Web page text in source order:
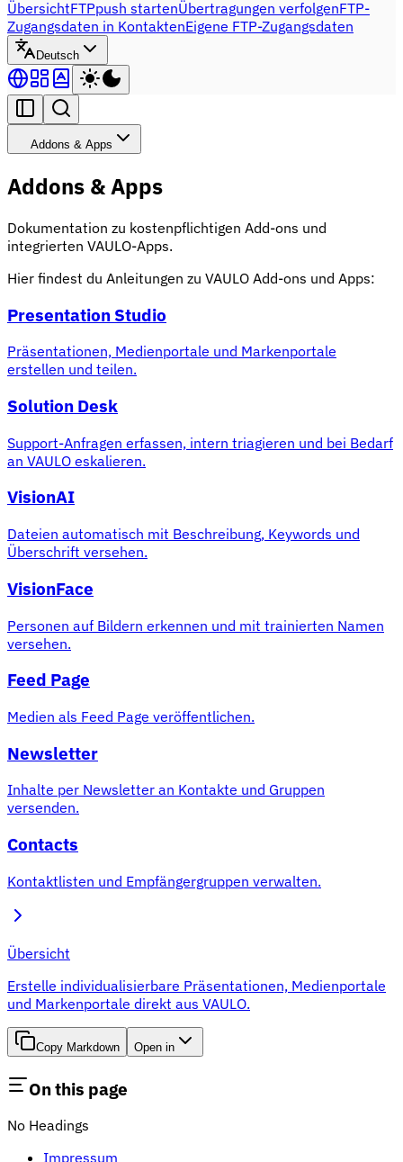
ÜbersichtFTPpush startenÜbertragungen verfolgenFTP-
Zugangsdaten in KontaktenEigene FTP-Zugangsdaten
Deutsch
Addons & Apps
Addons & Apps
Dokumentation zu kostenpflichtigen Add-ons und
integrierten VAULO-Apps.
Hier findest du Anleitungen zu VAULO Add-ons und Apps:
Presentation Studio
Präsentationen, Medienportale und Markenportale
erstellen und teilen.
Solution Desk
Support-Anfragen erfassen, intern triagieren und bei Bedarf
an VAULO eskalieren.
VisionAI
Dateien automatisch mit Beschreibung, Keywords und
Überschrift versehen.
VisionFace
Personen auf Bildern erkennen und mit trainierten Namen
versehen.
Feed Page
Medien als Feed Page veröffentlichen.
Newsletter
Inhalte per Newsletter an Kontakte und Gruppen
versenden.
Contacts
Kontaktlisten und Empfängergruppen verwalten.
Übersicht
Erstelle individualisierbare Präsentationen, Medienportale
und Markenportale direkt aus VAULO.
Copy Markdown Open in
On this page
No Headings
Impressum